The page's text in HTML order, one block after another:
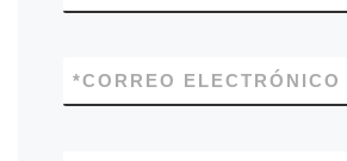
CORREO ELECTRÓNICO
*